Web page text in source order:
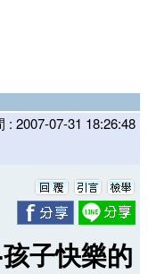
: 2007-07-31 18:26:48
子快樂的